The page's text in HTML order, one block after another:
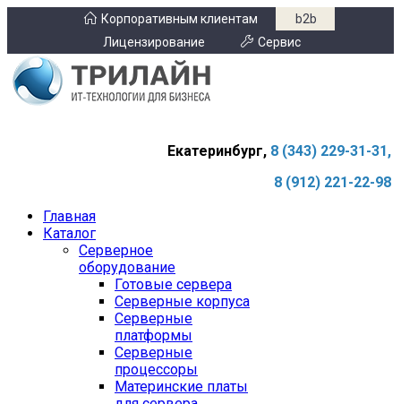
Корпоративным клиентам
b2b
Лицензирование
Сервис
Екатеринбург, 8 (343) 229-31-31,
8 (912) 221-22-98
Главная
Каталог
Серверное
оборудование
Готовые сервера
Серверные корпуса
Серверные
платформы
Серверные
процессоры
Материнские платы